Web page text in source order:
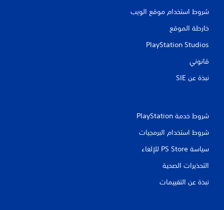
شروط استخدام موقع الويب
خارطة الموقع
PlayStation Studios
قانوني
نبذة عن SIE‏
شروط خدمة PlayStation‏
شروط استخدام البرمجيات
سياسة PS Store للإلغاء
التحذيرات الصحية
نبذة عن التقييمات